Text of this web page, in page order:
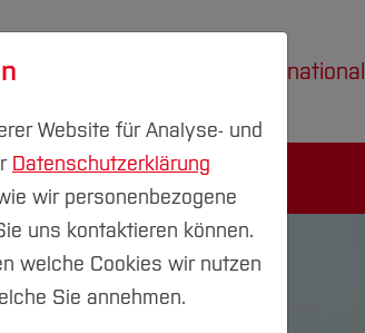
International
Website für Analyse- und
Datenschutzerklärung
wir personenbezogene
uns kontaktieren können.
welche Cookies wir nutzen
Sie annehmen.